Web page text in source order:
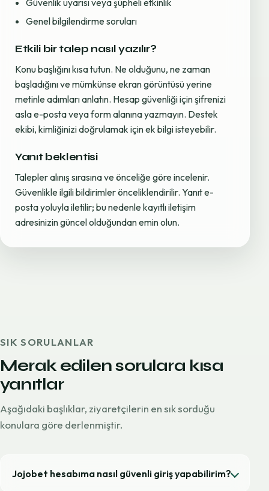
Genel bilgilendirme soruları
Etkili bir talep nasıl yazılır?
Konu başlığını kısa tutun. Ne olduğunu, ne zaman
başladığını ve mümkünse ekran görüntüsü yerine
metinle adımları anlatın. Hesap güvenliği için şifrenizi
asla e-posta veya form alanına yazmayın. Destek
ekibi, kimliğinizi doğrulamak için ek bilgi isteyebilir.
Yanıt beklentisi
Talepler alınış sırasına ve önceliğe göre incelenir.
Güvenlikle ilgili bildirimler önceliklendirilir. Yanıt e-
posta yoluyla iletilir; bu nedenle kayıtlı iletişim
adresinizin güncel olduğundan emin olun.
SIK SORULANLAR
Merak edilen sorulara kısa
yanıtlar
Aşağıdaki başlıklar, ziyaretçilerin en sık sorduğu
konulara göre derlenmiştir.
Jojobet hesabıma nasıl güvenli giriş yapabilirim?